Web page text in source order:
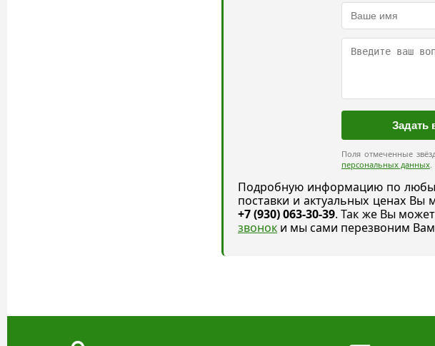
Поля отмеченные
персональных данных.
Подробную информацию по
поставки и актуальных ценах
+7 (930) 063-30-39. Так же Вы
звонок и мы сами перезвоним